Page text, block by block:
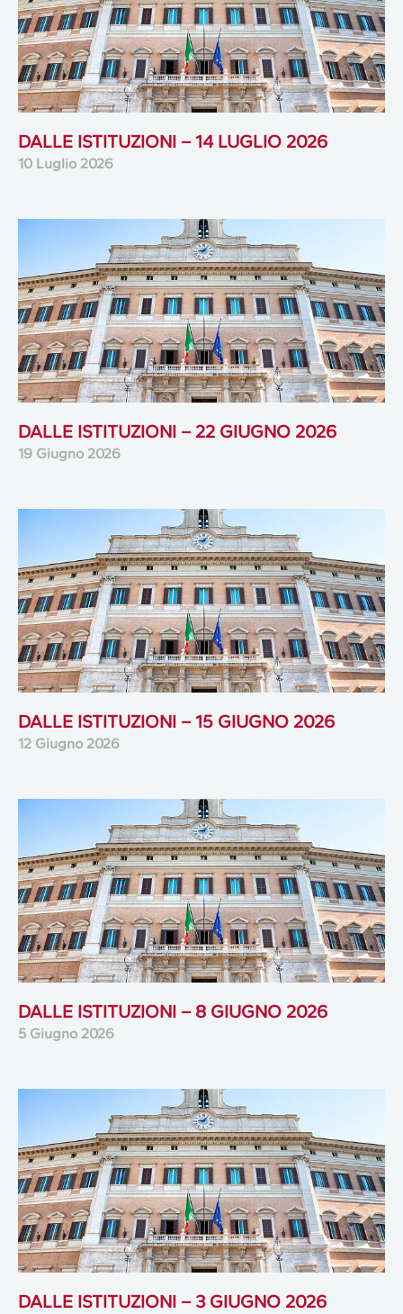
DALLE ISTITUZIONI – 14 LUGLIO 2026
10 Luglio 2026
DALLE ISTITUZIONI – 22 GIUGNO 2026
19 Giugno 2026
DALLE ISTITUZIONI – 15 GIUGNO 2026
12 Giugno 2026
DALLE ISTITUZIONI – 8 GIUGNO 2026
5 Giugno 2026
DALLE ISTITUZIONI – 3 GIUGNO 2026